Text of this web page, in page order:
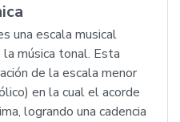
una escala musical
música tonal. Esta
de la escala menor
en la cual el acorde
logrando una cadencia